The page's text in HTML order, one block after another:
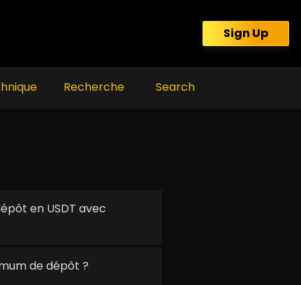
Sign Up
Recherche Search
en USDT avec
de dépôt ?